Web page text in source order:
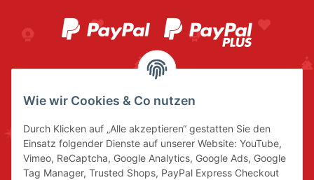
Wie wir Cookies & Co nutzen
Durch Klicken auf „Alle akzeptieren“ gestatten Sie den
Einsatz folgender Dienste auf unserer Website: YouTube,
Vimeo, ReCaptcha, Google Analytics, Google Ads, Google
Tag Manager, Trusted Shops, PayPal Express Checkout